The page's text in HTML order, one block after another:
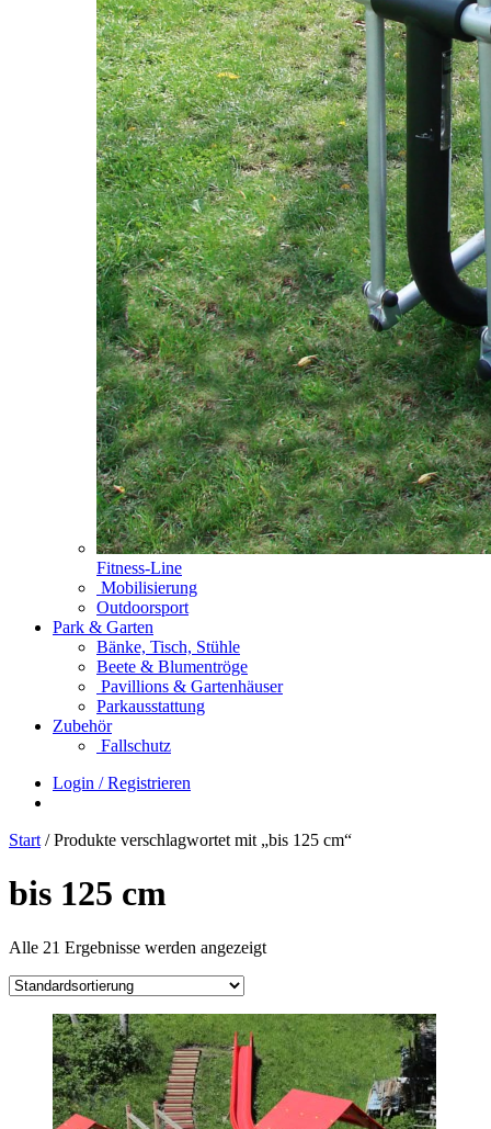
Fitness-Line
Mobilisierung
Outdoorsport
Park & Garten
Bänke, Tisch, Stühle
Beete & Blumentröge
Pavillions & Gartenhäuser
Parkausstattung
Zubehör
Fallschutz
Login / Registrieren
Start / Produkte verschlagwortet mit „bis 125 cm“
bis 125 cm
Alle 21 Ergebnisse werden angezeigt